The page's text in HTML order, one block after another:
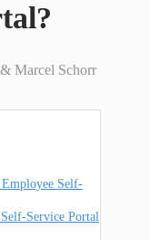
Marcel Schorr
Self-
Service Portal